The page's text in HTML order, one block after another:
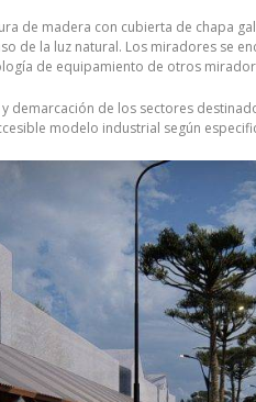
de madera con cubierta de chapa
de la luz natural. Los miradores se
de equipamiento de otros
demarcación de los sectores
modelo industrial según